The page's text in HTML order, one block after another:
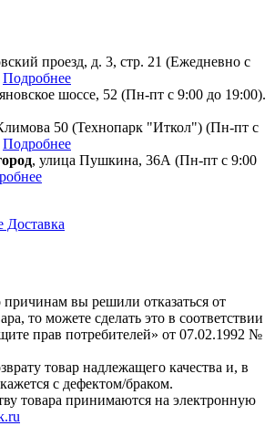
проезд, д. 3, стр. 21 (Ежедневно с
Подробнее
шоссе, 52 (Пн-пт с 9:00 до 19:00).
50 (​Технопарк "Иткол") (Пн-пт с
Подробнее
, улица Пушкина, 36А (Пн-пт с 9:00
Доставка
вы решили отказаться от
то можете сделать это в соответствии
прав потребителей» от 07.02.1992 №
товар надлежащего качества и, в
с дефектом/браком.
товара принимаются на электронную